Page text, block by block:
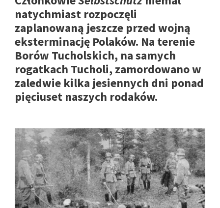
natychmiast rozpoczęli
zaplanowaną jeszcze przed wojną
eksterminację Polaków. Na terenie
Borów Tucholskich, na samych
rogatkach Tucholi, zamordowano w
zaledwie kilka jesiennych dni ponad
pięciuset naszych rodaków.